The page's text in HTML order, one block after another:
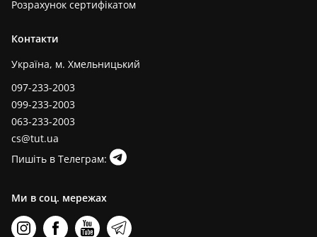
Розрахунок сертифікатом
Контакти
Україна, м. Хмельницький
097-233-2003
099-233-2003
063-233-2003
cs@tut.ua
Пишіть в Телеграм:
Ми в соц. мережах